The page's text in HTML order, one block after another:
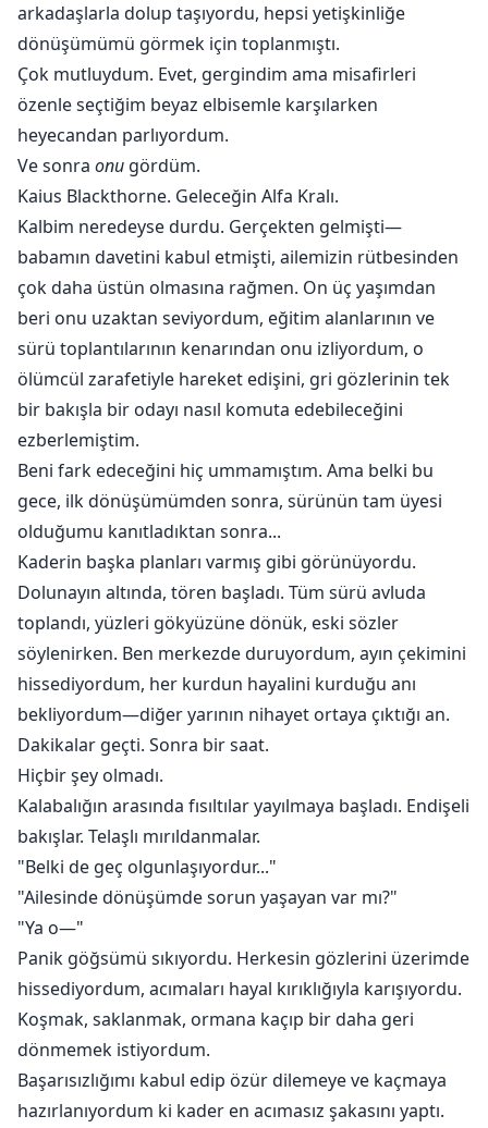
arkadaşlarla dolup taşıyordu, hepsi yetişkinliğe
dönüşümümü görmek için toplanmıştı.
Çok mutluydum. Evet, gergindim ama misafirleri
özenle seçtiğim beyaz elbisemle karşılarken
heyecandan parlıyordum.
Ve sonra onu gördüm.
Kaius Blackthorne. Geleceğin Alfa Kralı.
Kalbim neredeyse durdu. Gerçekten gelmişti—
babamın davetini kabul etmişti, ailemizin rütbesinden
çok daha üstün olmasına rağmen. On üç yaşımdan
beri onu uzaktan seviyordum, eğitim alanlarının ve
sürü toplantılarının kenarından onu izliyordum, o
ölümcül zarafetiyle hareket edişini, gri gözlerinin tek
bir bakışla bir odayı nasıl komuta edebileceğini
ezberlemiştim.
Beni fark edeceğini hiç ummamıştım. Ama belki bu
gece, ilk dönüşümümden sonra, sürünün tam üyesi
olduğumu kanıtladıktan sonra...
Kaderin başka planları varmış gibi görünüyordu.
Dolunayın altında, tören başladı. Tüm sürü avluda
toplandı, yüzleri gökyüzüne dönük, eski sözler
söylenirken. Ben merkezde duruyordum, ayın çekimini
hissediyordum, her kurdun hayalini kurduğu anı
bekliyordum—diğer yarının nihayet ortaya çıktığı an.
Dakikalar geçti. Sonra bir saat.
Hiçbir şey olmadı.
Kalabalığın arasında fısıltılar yayılmaya başladı. Endişeli
bakışlar. Telaşlı mırıldanmalar.
"Belki de geç olgunlaşıyordur..."
"Ailesinde dönüşümde sorun yaşayan var mı?"
"Ya o—"
Panik göğsümü sıkıyordu. Herkesin gözlerini üzerimde
hissediyordum, acımaları hayal kırıklığıyla karışıyordu.
Koşmak, saklanmak, ormana kaçıp bir daha geri
dönmemek istiyordum.
Başarısızlığımı kabul edip özür dilemeye ve kaçmaya
hazırlanıyordum ki kader en acımasız şakasını yaptı.